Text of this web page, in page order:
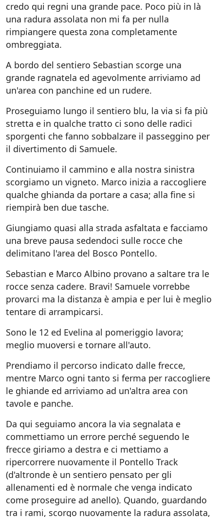
credo qui regni una grande pace. Poco più in là
una radura assolata non mi fa per nulla
rimpiangere questa zona completamente
ombreggiata.
A bordo del sentiero Sebastian scorge una
grande ragnatela ed agevolmente arriviamo ad
un'area con panchine ed un rudere.
Proseguiamo lungo il sentiero blu, la via si fa più
stretta e in qualche tratto ci sono delle radici
sporgenti che fanno sobbalzare il passeggino per
il divertimento di Samuele.
Continuiamo il cammino e alla nostra sinistra
scorgiamo un vigneto. Marco inizia a raccogliere
qualche ghianda da portare a casa; alla fine si
riempirà ben due tasche.
Giungiamo quasi alla strada asfaltata e facciamo
una breve pausa sedendoci sulle rocce che
delimitano l'area del Bosco Pontello.
Sebastian e Marco Albino provano a saltare tra le
rocce senza cadere. Bravi! Samuele vorrebbe
provarci ma la distanza è ampia e per lui è meglio
tentare di arrampicarsi.
Sono le 12 ed Evelina al pomeriggio lavora;
meglio muoversi e tornare all'auto.
Prendiamo il percorso indicato dalle frecce,
mentre Marco ogni tanto si ferma per raccogliere
le ghiande ed arriviamo ad un'altra area con
tavole e panche.
Da qui seguiamo ancora la via segnalata e
commettiamo un errore perché seguendo le
frecce giriamo a destra e ci mettiamo a
ripercorrere nuovamente il Pontello Track
(d'altronde è un sentiero pensato per gli
allenamenti ed è normale che venga indicato
come proseguire ad anello). Quando, guardando
tra i rami, scorgo nuovamente la radura assolata,